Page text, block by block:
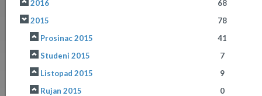
2016
68
2015
78
Prosinac 2015
41
Studeni 2015
7
Listopad 2015
9
Rujan 2015
0